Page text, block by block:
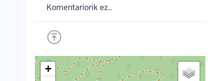
Komentariorik ez..
+